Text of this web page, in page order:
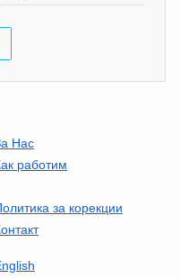
Нас
работим
за корекции